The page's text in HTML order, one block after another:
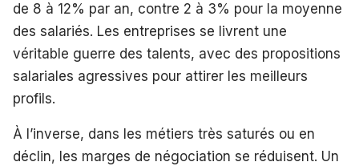
de 8 à 12% par an, contre 2 à 3% pour la moyenne
des salariés. Les entreprises se livrent une
véritable guerre des talents, avec des propositions
salariales agressives pour attirer les meilleurs
profils.
À l’inverse, dans les métiers très saturés ou en
déclin, les marges de négociation se réduisent. Un